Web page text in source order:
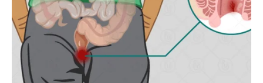
STRIJELAC
Strijelac je među znakovima kojima četvrtak ostaje u
posebno lijepom sjećanju. Događaji se razvijaju u vašu
korist, a jedna situacija donosi vam osjećaj zadovoljstva i